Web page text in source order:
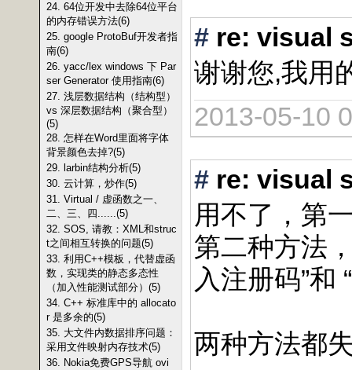
24. 64位开发中去除64位平台
的内存错误方法(6)
25. google ProtoBuf开发者指
南(6)
26. yacc/lex windows 下 Par
ser Generator 使用指南(6)
27. 浅层数据结构（结构型）
vs 深层数据结构（聚合型）
(5)
28. 怎样在Word里面将字体
背景颜色去掉?(5)
29. larbin结构分析(5)
30. 云计算，炒作(5)
31. Virtual / 虚函数之一、
二、三、四......(5)
32. SOS, 请教：XML和struc
t之间相互转换的问题(5)
33. 利用C++模板，代替虚函
数，实现类的静态多态性
（加入性能测试部分）(5)
34. C++ 标准库中的 allocato
r 是多余的(5)
35. 大文件内数据排序问题：
采用文件映射内存技术(5)
36. Nokia免费GPS导航 ovi
# re: visual
谢谢您,我用
2013-05-10
# re: visual
用不了，第
第二种方法
入注册码”和
两种方法都